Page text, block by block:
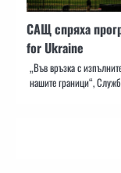
САЩ спряха
for Ukraine
„Във връзка с
нашите граници“,